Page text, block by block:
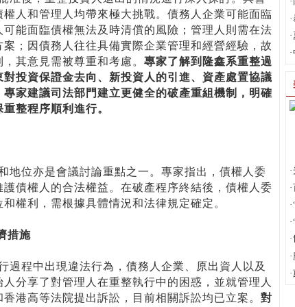
·
·
·
·
·
·
·
·
·
·
人和管理人均帶來極大挑戰。債務人企業可能面臨
能面臨債權無法及時清償的風險；管理人則需在法
；因債務人往往具備實際企業管理和經營經驗，故
其意見需被尊重和考慮。 專家了解到隆鑫系重整過
投資保證金去向、新投資人的引進、資產處置協議
家建議司法部門建立更健全的破產重組機制，明確
整程序順利進行。
位亦是會議討論重點之一。專家指出，債權人委
債權人的合法權益。在破產程序終結後，債權人委
權利，需根據具體情況和法律規定確定。
措施
程中出現違法行為，債務人企業、原出資人以及
分享了對管理人在重整執行中的困惑，並就管理人
港高等法院提出訴訟，目前相關訴訟均已立案。 對